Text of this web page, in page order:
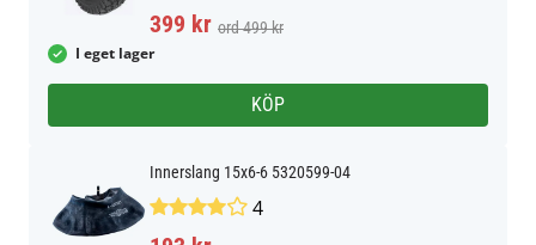
399 kr ord 499 kr
I eget lager
KÖP
Innerslang 15x6-6 5320599-04
4